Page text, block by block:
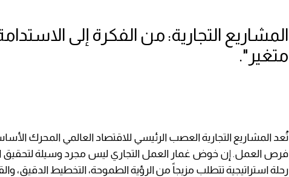
المشاريع التجارية: من الفكرة إلى
متغير".
تُعد المشاريع التجارية العصب الرئيسي للاقتصاد العالمي المحرك
فرص العمل. إن خوض غمار العمل التجاري ليس مجرد وسيلة لتحقيق
رحلة استراتيجية تتطلب مزيجاً من الرؤية الطموحة، التخطيط الدقيق،